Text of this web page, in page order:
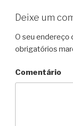
Deixe um
O seu endereço
obrigatórios
Comentário